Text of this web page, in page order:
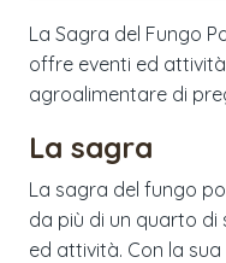
La Sagra del Fungo
offre eventi ed
agroalimentare di
La sagra
La sagra del fungo
da più di un quarto di
ed attività. Con la